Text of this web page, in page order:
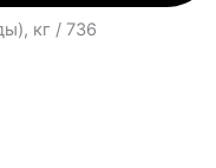
кг / 736